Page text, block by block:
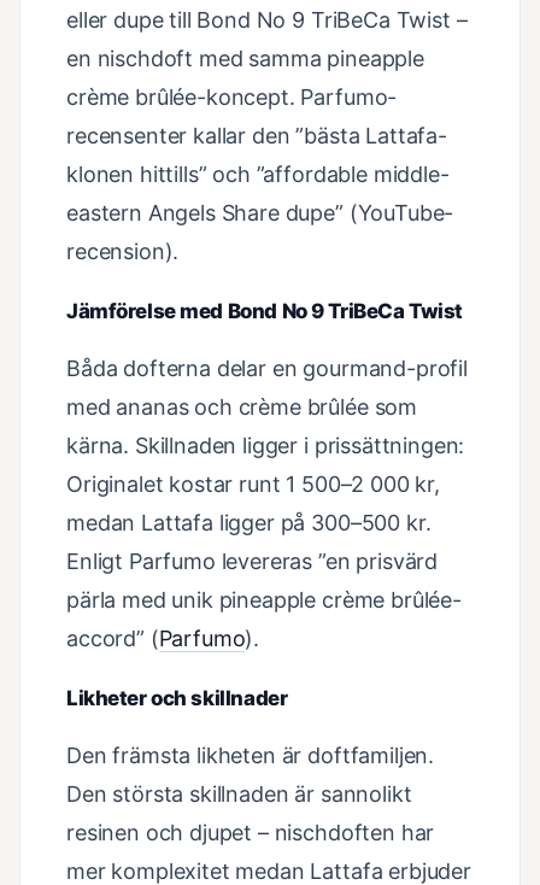
eller dupe till Bond No 9 TriBeCa Twist –
en nischdoft med samma pineapple
crème brûlée-koncept. Parfumo-
recensenter kallar den ”bästa Lattafa-
klonen hittills” och ”affordable middle-
eastern Angels Share dupe” (YouTube-
recension).
Jämförelse med Bond No 9 TriBeCa Twist
Båda dofterna delar en gourmand-profil
med ananas och crème brûlée som
kärna. Skillnaden ligger i prissättningen:
Originalet kostar runt 1 500–2 000 kr,
medan Lattafa ligger på 300–500 kr.
Enligt Parfumo levereras ”en prisvärd
pärla med unik pineapple crème brûlée-
accord” (Parfumo).
Likheter och skillnader
Den främsta likheten är doftfamiljen.
Den största skillnaden är sannolikt
resinen och djupet – nischdoften har
mer komplexitet medan Lattafa erbjuder